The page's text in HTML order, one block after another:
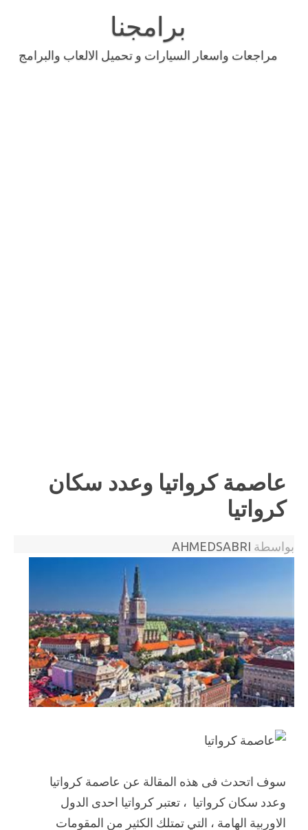
برامجنا
مراجعات واسعار السيارات و تحميل الالعاب والبرامج
عاصمة كرواتيا وعدد سكان
كرواتيا
بواسطة AHMEDSABRI
سوف اتحدث فى هذه المقالة عن عاصمة كرواتيا
وعدد سكان كرواتيا ، تعتبر كرواتيا احدى الدول
الاوربية الهامة ، التي تمتلك الكثير من المقومات